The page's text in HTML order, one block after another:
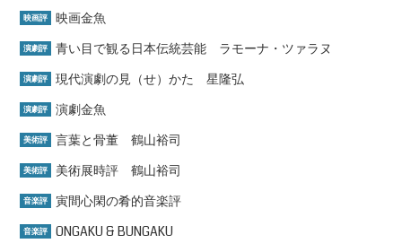
映画評 映画金魚
演劇評 青い目で観る日本伝統芸能 ラモーナ・ツァラヌ
演劇評 現代演劇の見（せ）かた 星隆弘
演劇評 演劇金魚
美術評 言葉と骨董 鶴山裕司
美術評 美術展時評 鶴山裕司
音楽評 寅間心閑の肴的音楽評
音楽評 ONGAKU & BUNGAKU